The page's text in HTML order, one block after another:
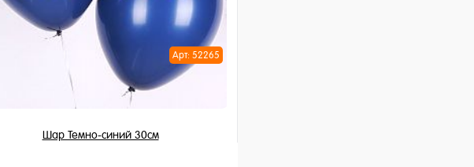
наличии
Арт: 52265
Шар Темно-синий 30см